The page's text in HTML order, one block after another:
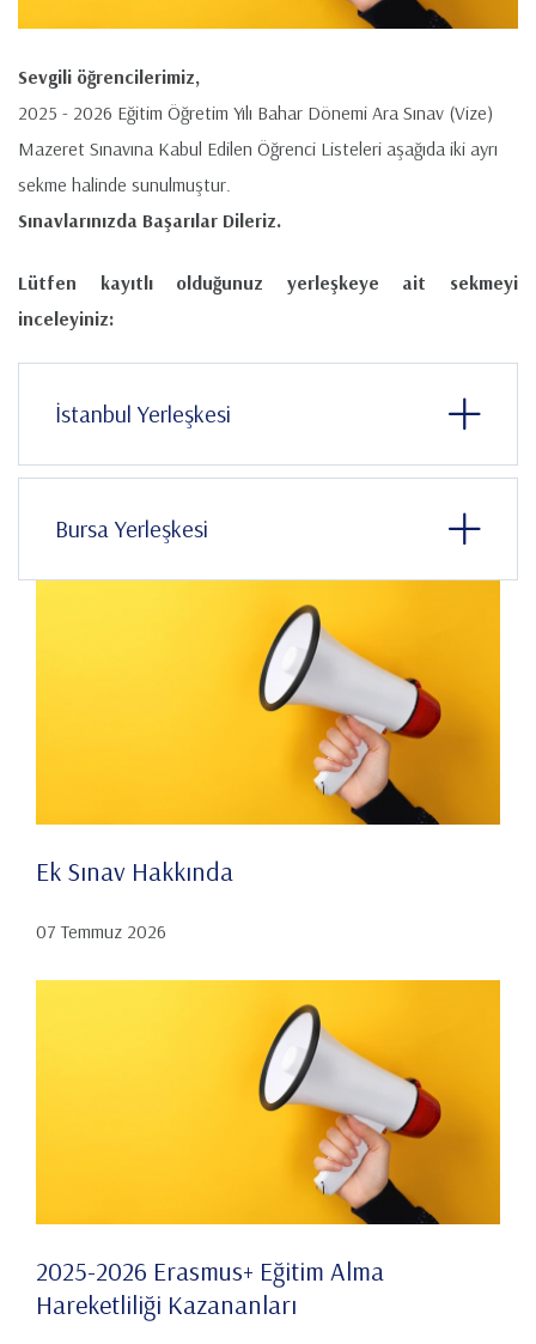
Sevgili öğrencilerimiz,
2025 - 2026 Eğitim Öğretim Yılı Bahar Dönemi Ara Sınav (Vize)
Mazeret Sınavına Kabul Edilen Öğrenci Listeleri aşağıda iki ayrı
sekme halinde sunulmuştur.
Sınavlarınızda Başarılar Dileriz.
Lütfen kayıtlı olduğunuz yerleşkeye ait sekmeyi
inceleyiniz:
İstanbul Yerleşkesi
Bursa Yerleşkesi
Ek Sınav Hakkında
07 Temmuz 2026
2025-2026 Erasmus+ Eğitim Alma
Hareketliliği Kazananları